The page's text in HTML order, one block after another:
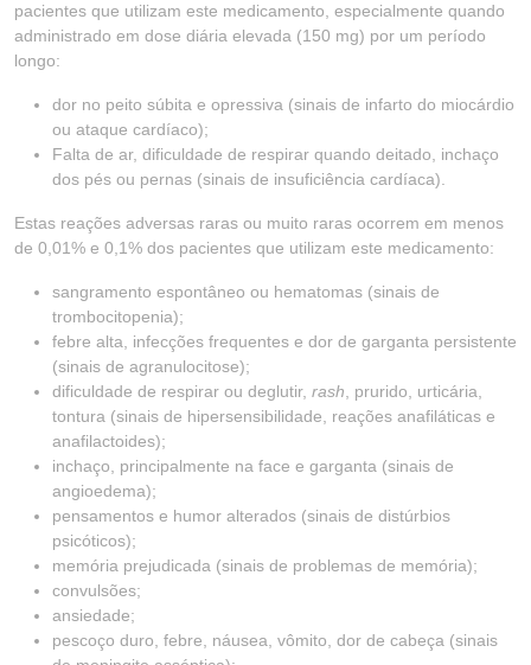
pacientes que utilizam este medicamento, especialmente quando
administrado em dose diária elevada (150 mg) por um período
longo:
dor no peito súbita e opressiva (sinais de infarto do miocárdio
ou ataque cardíaco);
Falta de ar, dificuldade de respirar quando deitado, inchaço
dos pés ou pernas (sinais de insuficiência cardíaca).
Estas reações adversas raras ou muito raras ocorrem em menos
de 0,01% e 0,1% dos pacientes que utilizam este medicamento:
sangramento espontâneo ou hematomas (sinais de
trombocitopenia);
febre alta, infecções frequentes e dor de garganta persistente
(sinais de agranulocitose);
dificuldade de respirar ou deglutir, rash , prurido, urticária,
tontura (sinais de hipersensibilidade, reações anafiláticas e
anafilactoides);
inchaço, principalmente na face e garganta (sinais de
angioedema);
pensamentos e humor alterados (sinais de distúrbios
psicóticos);
memória prejudicada (sinais de problemas de memória);
convulsões;
ansiedade;
pescoço duro, febre, náusea, vômito, dor de cabeça (sinais